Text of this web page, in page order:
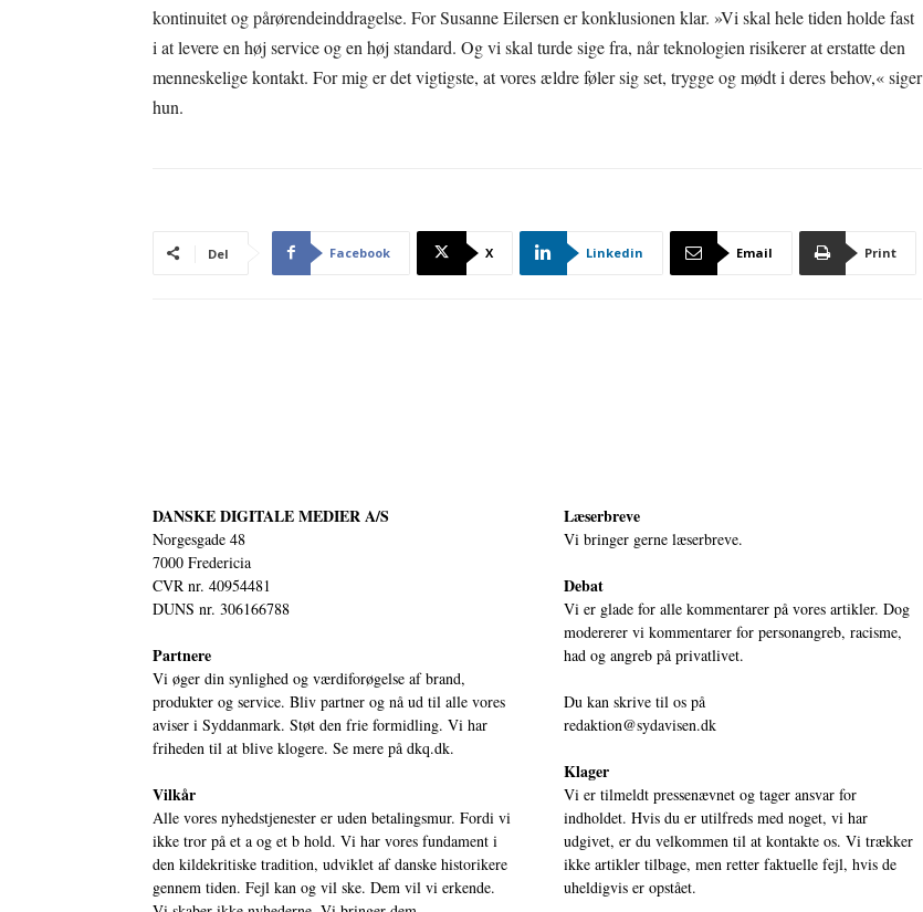
kontinuitet og pårørendeinddragelse. For Susanne Eilersen er konklusionen klar. »Vi skal hele tiden holde fast
i at levere en høj service og en høj standard. Og vi skal turde sige fra, når teknologien risikerer at erstatte den
menneskelige kontakt. For mig er det vigtigste, at vores ældre føler sig set, trygge og mødt i deres behov,« siger
hun.
Del Facebook X Linkedin Email Print
DANSKE DIGITALE MEDIER A/S
Norgesgade 48
7000 Fredericia
CVR nr. 40954481
DUNS nr. 306166788
Partnere
Vi øger din synlighed og værdiforøgelse af brand,
produkter og service. Bliv partner og nå ud til alle vores
aviser i Syddanmark. Støt den frie formidling. Vi har
friheden til at blive klogere. Se mere på dkq.dk.
Vilkår
Alle vores nyhedstjenester er uden betalingsmur. Fordi vi
ikke tror på et a og et b hold. Vi har vores fundament i
den kildekritiske tradition, udviklet af danske historikere
gennem tiden. Fejl kan og vil ske. Dem vil vi erkende.
Læserbreve
Vi bringer gerne læserbreve.
Debat
Vi er glade for alle kommentarer på vores artikler. Dog
modererer vi kommentarer for personangreb, racisme,
had og angreb på privatlivet.
Du kan skrive til os på
redaktion@sydavisen.dk
Klager
Vi er tilmeldt pressenævnet og tager ansvar for
indholdet. Hvis du er utilfreds med noget, vi har
udgivet, er du velkommen til at kontakte os. Vi trækker
ikke artikler tilbage, men retter faktuelle fejl, hvis de
uheldigvis er opstået.